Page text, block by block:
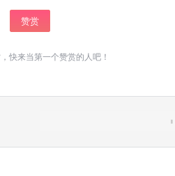
赞赏
快来当第一个赞赏的人吧！